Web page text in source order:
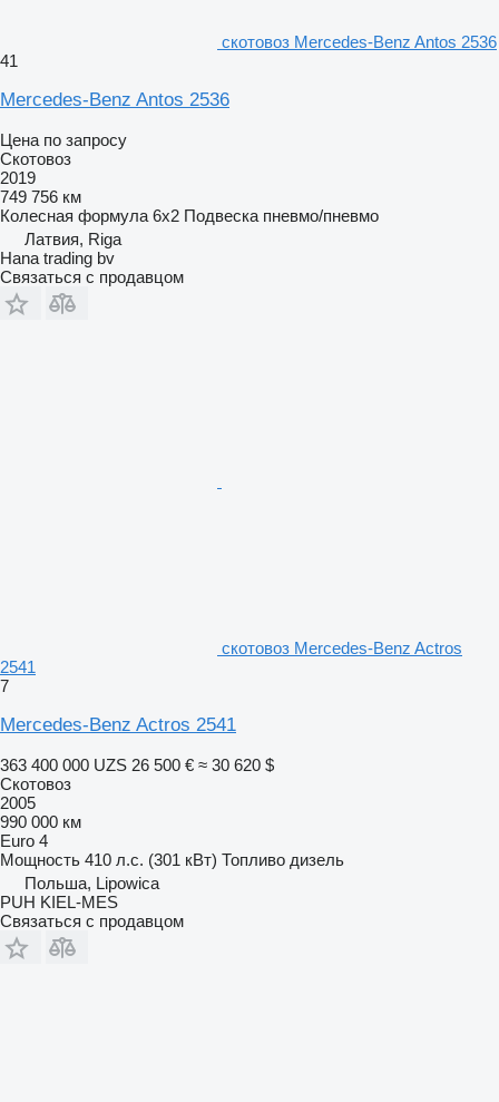
скотовоз Mercedes-Benz Antos 2536
41
Mercedes-Benz Antos 2536
Цена по запросу
Скотовоз
2019
749 756 км
Колесная формула 6x2 Подвеска пневмо/пневмо
Латвия, Riga
Hana trading bv
Связаться с продавцом
скотовоз Mercedes-Benz Actros
2541
7
Mercedes-Benz Actros 2541
363 400 000 UZS 26 500 € ≈ 30 620 $
Скотовоз
2005
990 000 км
Euro 4
Мощность 410 л.с. (301 кВт) Топливо дизель
Польша, Lipowica
PUH KIEL-MES
Связаться с продавцом